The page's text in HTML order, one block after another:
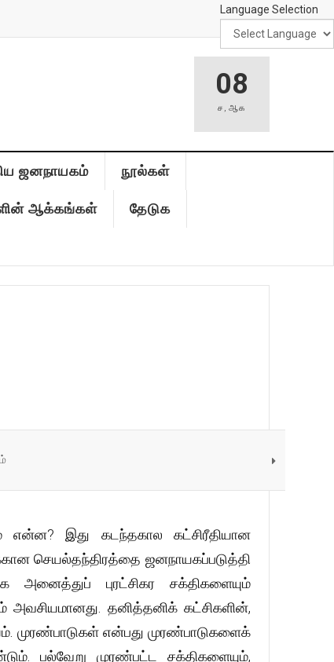
Language Selection
08
ச , ஆக
ஜனநாயகம் நூல்கள்
ஆக்கங்கள் தேடுக
என்ன? இது கடந்தகால கட்சிரீதியான
செயல்தந்திரத்தை ஜனநாயகப்படுத்தி
அனைத்துப் புரட்சிகர சக்திகளையும்
தனித்தனிக் கட்சிகளின்,
முரண்பாடுகள் என்பது முரண்பாடுகளைக்
பல்வேறு முரண்பட்ட சக்திகளையும்,